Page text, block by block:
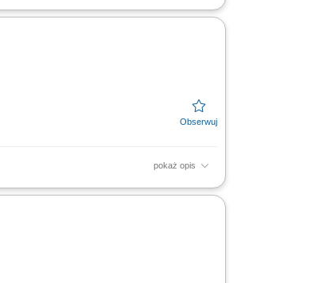
Operacyjny nadzór nad portfelem
pokaż opis
oraz budżetu realizowanych prac.